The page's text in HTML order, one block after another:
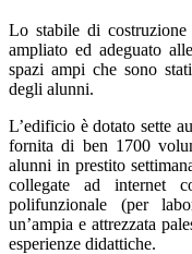
Lo stabile di costruzione
ampliato ed adeguato
spazi ampi che sono
degli alunni.
L’edificio è dotato sette
fornita di ben 1700
alunni in prestito
collegate ad internet
polifunzionale (per
un’ampia e attrezzata
esperienze didattiche.